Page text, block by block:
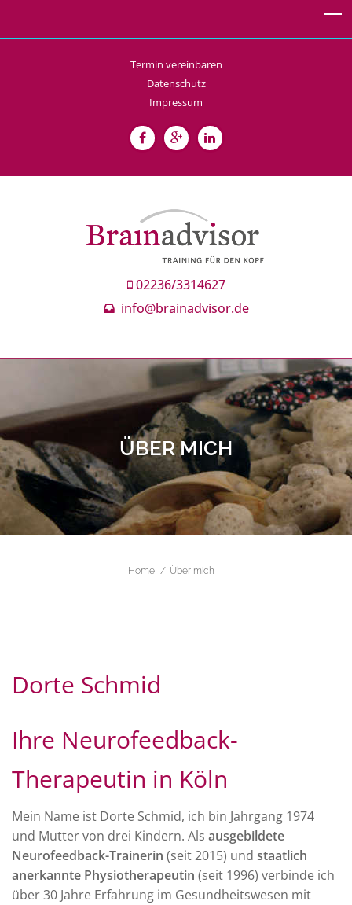
Termin vereinbaren
Datenschutz
Impressum
ALL FIELDS ARE REQUIRED.
Close Appointment form
02236/3314627
info@brainadvisor.de
ÜBER MICH
Home Über mich
Dorte Schmid
Ihre Neurofeedback-
Therapeutin in Köln
Mein Name ist Dorte Schmid, ich bin Jahrgang 1974
und Mutter von drei Kindern. Als ausgebildete
Neurofeedback-Trainerin (seit 2015) und staatlich
anerkannte Physiotherapeutin (seit 1996) verbinde ich
über 30 Jahre Erfahrung im Gesundheitswesen mit